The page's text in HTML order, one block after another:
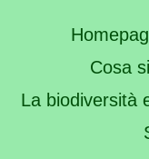
Cosa
La biodiversità